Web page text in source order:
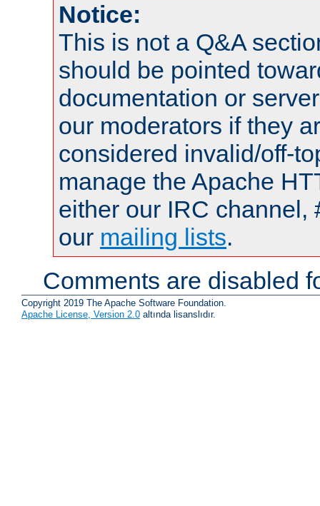
Notice:
This is not a Q&A
should be pointed
documentation or
our moderators if they
considered invalid/off-
manage the Apache
either our IRC channel,
our mailing lists.
Comments are disabled
Copyright 2019 The Apache Software Foundation.
Apache License, Version 2.0 altında lisanslıdır.